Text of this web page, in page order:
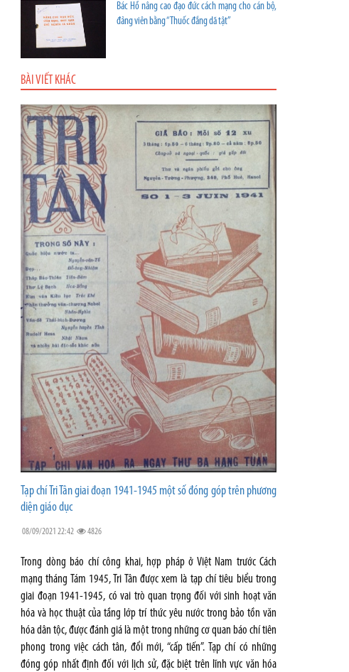
Bác Hồ nâng cao đạo đức cách mạng cho cán bộ,
đảng viên bằng “Thuốc đắng dã tật”
BÀI VIẾT KHÁC
Tạp chí Tri Tân giai đoạn 1941-1945 một số đóng góp trên phương
diện giáo dục
08/09/2021 22:42 4826
Trong dòng báo chí công khai, hợp pháp ở Việt Nam trước Cách
mạng tháng Tám 1945, Tri Tân được xem là tạp chí tiêu biểu trong
giai đoạn 1941-1945, có vai trò quan trọng đối với sinh hoạt văn
hóa và học thuật của tầng lớp trí thức yêu nước trong bảo tồn văn
hóa dân tộc, được đánh giá là một trong những cơ quan báo chí tiên
phong trong việc cách tân, đổi mới, “cấp tiến”. Tạp chí có những
đóng góp nhất định đối với lịch sử, đặc biệt trên lĩnh vực văn hóa